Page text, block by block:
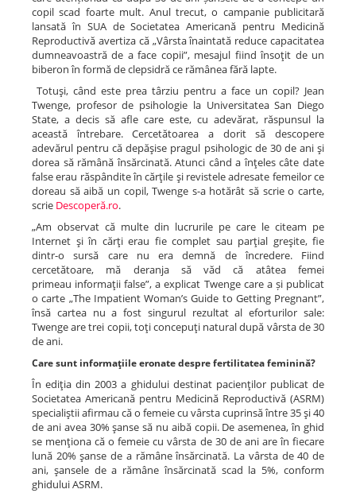
copil scad foarte mult. Anul trecut, o campanie publicitară
lansată în SUA de Societatea Americană pentru Medicină
Reproductivă avertiza că „Vârsta înaintată reduce capacitatea
dumneavoastră de a face copii”, mesajul fiind însoţit de un
biberon în formă de clepsidră ce rămânea fără lapte.
Totuşi, când este prea târziu pentru a face un copil? Jean
Twenge, profesor de psihologie la Universitatea San Diego
State, a decis să afle care este, cu adevărat, răspunsul la
această întrebare. Cercetătoarea a dorit să descopere
adevărul pentru că depăşise pragul psihologic de 30 de ani şi
dorea să rămână însărcinată. Atunci când a înţeles câte date
false erau răspândite în cărţile şi revistele adresate femeilor ce
doreau să aibă un copil, Twenge s-a hotărât să scrie o carte,
scrie Descoperă.ro.
„Am observat că multe din lucrurile pe care le citeam pe
Internet şi în cărţi erau fie complet sau parţial greşite, fie
dintr-o sursă care nu era demnă de încredere. Fiind
cercetătoare, mă deranja să văd că atâtea femei
primeau informaţii false”, a explicat Twenge care a și publicat
o carte „The Impatient Woman’s Guide to Getting Pregnant”,
însă cartea nu a fost singurul rezultat al eforturilor sale:
Twenge are trei copii, toţi concepuţi natural după vârsta de 30
de ani.
Care sunt informaţiile eronate despre fertilitatea feminină?
În ediţia din 2003 a ghidului destinat pacienţilor publicat de
Societatea Americană pentru Medicină Reproductivă (ASRM)
specialiştii afirmau că o femeie cu vârsta cuprinsă între 35 şi 40
de ani avea 30% şanse să nu aibă copii. De asemenea, în ghid
se menţiona că o femeie cu vârsta de 30 de ani are în fiecare
lună 20% şanse de a rămâne însărcinată. La vârsta de 40 de
ani, şansele de a rămâne însărcinată scad la 5%, conform
ghidului ASRM.